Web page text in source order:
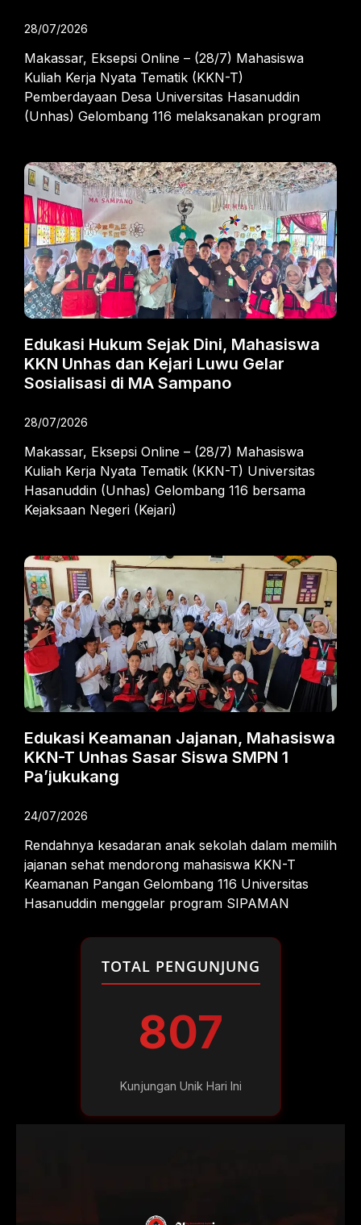
28/07/2026
Makassar, Eksepsi Online – (28/7) Mahasiswa
Kuliah Kerja Nyata Tematik (KKN-T)
Pemberdayaan Desa Universitas Hasanuddin
(Unhas) Gelombang 116 melaksanakan program
Edukasi Hukum Sejak Dini, Mahasiswa
KKN Unhas dan Kejari Luwu Gelar
Sosialisasi di MA Sampano
28/07/2026
Makassar, Eksepsi Online – (28/7) Mahasiswa
Kuliah Kerja Nyata Tematik (KKN-T) Universitas
Hasanuddin (Unhas) Gelombang 116 bersama
Kejaksaan Negeri (Kejari)
Edukasi Keamanan Jajanan, Mahasiswa
KKN-T Unhas Sasar Siswa SMPN 1
Pa’jukukang
24/07/2026
Rendahnya kesadaran anak sekolah dalam memilih
jajanan sehat mendorong mahasiswa KKN-T
Keamanan Pangan Gelombang 116 Universitas
Hasanuddin menggelar program SIPAMAN
TOTAL PENGUNJUNG
807
Kunjungan Unik Hari Ini